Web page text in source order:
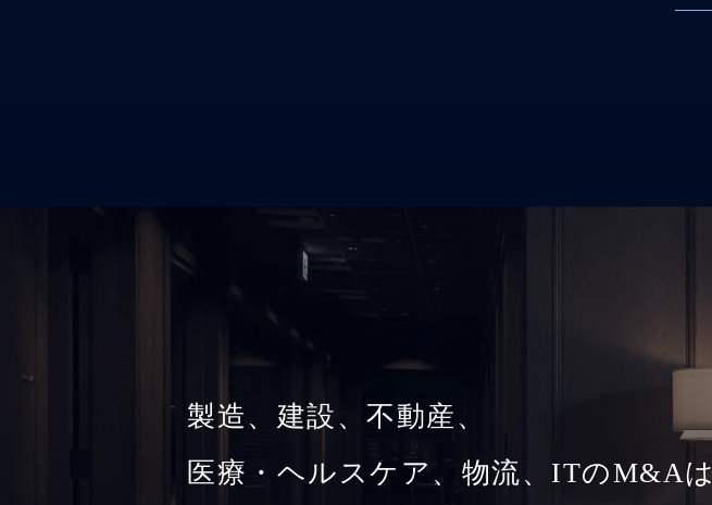
製造、建設、不動産、
医療・ヘルスケア、物流、ITのM&Aは